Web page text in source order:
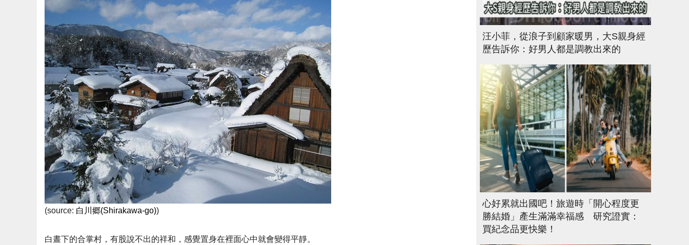
(source: 白川郷(Shirakawa-go))
白晝下的合掌村，有股說不出的祥和，感覺置身在裡面心中就會變得平靜。
汪小菲，從浪子到顧家暖男，大S親身經
歷告訴你：好男人都是調教出來的
心好累就出國吧！旅遊時「開心程度更
勝結婚」產生滿滿幸福感 研究證實：
買紀念品更快樂！